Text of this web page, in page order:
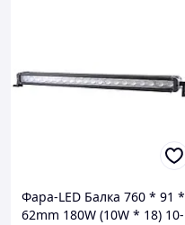
Фара-LED Балка 760 * 91 *
62mm 180W (10W * 18) 10-